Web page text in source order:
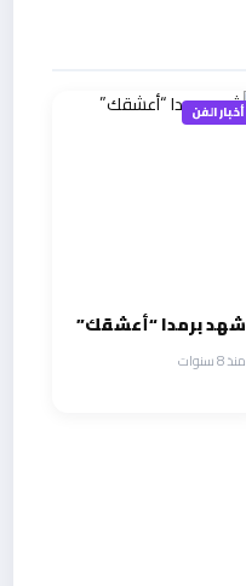
أخبار الفن
شهد برمدا “أعشقك”
منذ 8 سنوات